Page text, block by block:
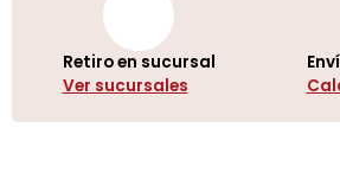
Retiro en sucursal
Ver sucursales